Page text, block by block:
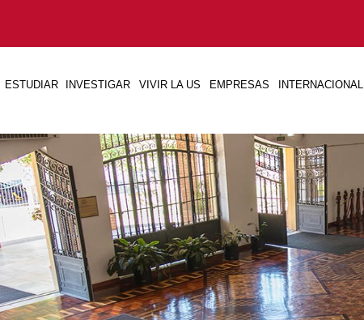
ESTUDIAR INVESTIGAR VIVIR LA US EMPRESAS INTERNACIONAL